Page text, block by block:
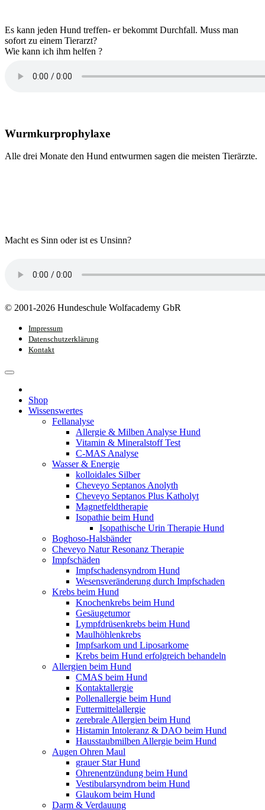
Es kann jeden Hund treffen- er bekommt Durchfall. Muss man
sofort zu einem Tierarzt?
Wie kann ich ihm helfen ?
Wurmkurprophylaxe
Alle drei Monate den Hund entwurmen sagen die meisten Tierärzte.
Macht es Sinn oder ist es Unsinn?
© 2001-2026 Hundeschule Wolfacademy GbR
Impressum
Datenschutzerklärung
Kontakt
Shop
Wissenswertes
Fellanalyse
Allergie & Milben Analyse Hund
Vitamin & Mineralstoff Test
C-MAS Analyse
Wasser & Energie
kolloidales Silber
Cheveyo Septanos Anolyth
Cheveyo Septanos Plus Katholyt
Magnetfeldtherapie
Isopathie beim Hund
Isopathische Urin Therapie Hund
Boghoso-Halsbänder
Cheveyo Natur Resonanz Therapie
Impfschäden
Impfschadensyndrom Hund
Wesensveränderung durch Impfschaden
Krebs beim Hund
Knochenkrebs beim Hund
Gesäugetumor
Lympfdrüsenkrebs beim Hund
Maulhöhlenkrebs
Impfsarkom und Liposarkome
Krebs beim Hund erfolgreich behandeln
Allergien beim Hund
CMAS beim Hund
Kontaktallergie
Pollenallergie beim Hund
Futtermittelallergie
zerebrale Allergien beim Hund
Histamin Intoleranz & DAO beim Hund
Hausstaubmilben Allergie beim Hund
Augen Ohren Maul
grauer Star Hund
Ohrenentzündung beim Hund
Vestibularsyndrom beim Hund
Glaukom beim Hund
Darm & Verdauung